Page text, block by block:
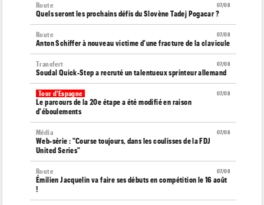
07/08
Route
Quels seront les prochains défis du Slovène Tadej Pogacar ?
07/08
Route
Anton Schiffer à nouveau victime d'une fracture de la clavicule
07/08
Transfert
Soudal Quick-Step a recruté un talentueux sprinteur allemand
07/08
Tour d'Espagne
Le parcours de la 20e étape a été modifié en raison
d'éboulements
07/08
Média
Web-série : "Course toujours, dans les coulisses de la FDJ
United Series"
07/08
Route
Émilien Jacquelin va faire ses débuts en compétition le 16 août
!